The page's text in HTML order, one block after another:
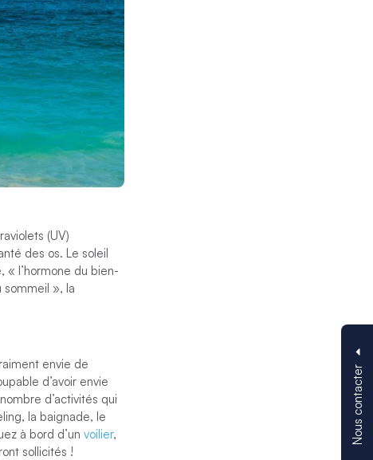
Nous contacter
(UV)
des os. Le soleil
l’hormone du bien-
sommeil », la
envie de
d’avoir envie
d’activités qui
la baignade, le
à bord d’un voilier,
sollicités !